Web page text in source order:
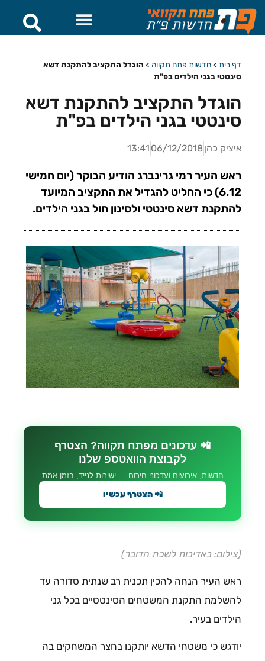
דף בית >חדשות פתח תקווה > הוגדל התקציב להתקנת דשא
סינטטי בגני הילדים בפ"ת
הוגדל התקציב להתקנת דשא
סינטטי בגני הילדים בפ"ת
איציק כהן06/12/2018
13:41
ראש העיר רמי גרינברג הודיע הבוקר (יום חמישי
6.12) כי החליט להגדיל את התקציב המיועד
להתקנת דשא סינטטי ולסינון חול בגני הילדים.
📲 עדכונים מפתח תקווה? הצטרף
לקבוצת הוואטספ שלנו
חדשות, אירועים ועדכוני חירום — ישירות לנייד, בזמן אמת
📲 הצטרף עכשיו
(צילום: באדיבות לשכת הדובר)
ראש העיר הנחה להכין תכנית רב שנתית סדורה עד
להשלמת התקנת המשטחים הסינטטיים בכל גני
הילדים בעיר.
יודגש כי משטחי הדשא יותקנו בחצר המשחקים בה